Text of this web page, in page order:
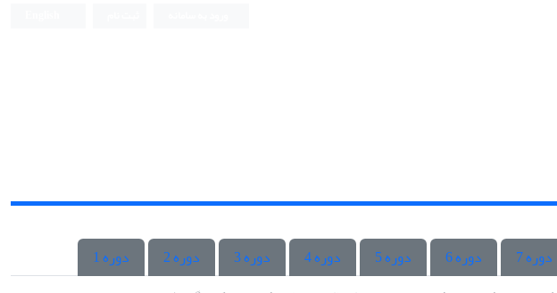
دوره 7 دوره 6 دوره 5 دوره 4 دوره 3 دوره 2 دوره 1